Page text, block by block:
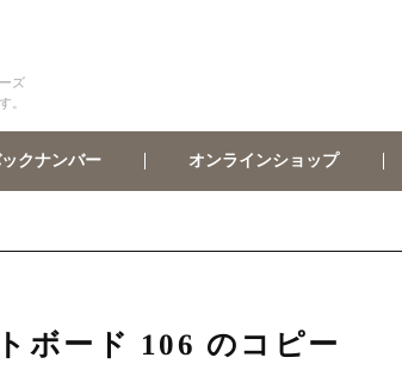
ズ
。
クナンバー オンラインショップ
ボード 106 のコピー